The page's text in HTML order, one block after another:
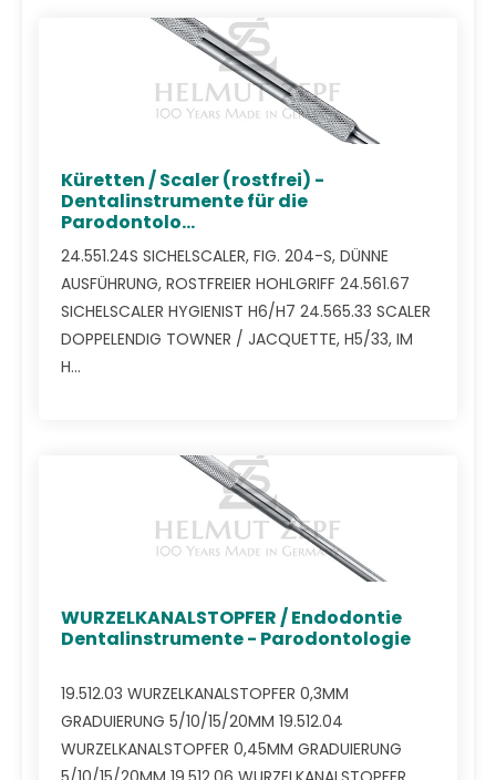
Küretten / Scaler (rostfrei) -
Dentalinstrumente für die
Parodontolo...
24.551.24S SICHELSCALER, FIG. 204-S, DÜNNE
AUSFÜHRUNG, ROSTFREIER HOHLGRIFF 24.561.67
SICHELSCALER HYGIENIST H6/H7 24.565.33 SCALER
DOPPELENDIG TOWNER / JACQUETTE, H5/33, IM
H...
WURZELKANALSTOPFER / Endodontie
Dentalinstrumente - Parodontologie
19.512.03 WURZELKANALSTOPFER 0,3MM
GRADUIERUNG 5/10/15/20MM 19.512.04
WURZELKANALSTOPFER 0,45MM GRADUIERUNG